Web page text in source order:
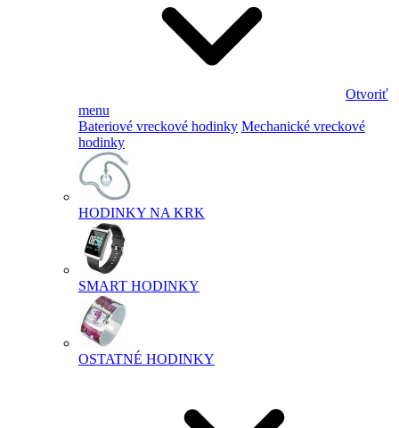
Otvoriť
menu
Bateriové vreckové hodinky Mechanické vreckové
hodinky
HODINKY NA KRK
SMART HODINKY
OSTATNÉ HODINKY